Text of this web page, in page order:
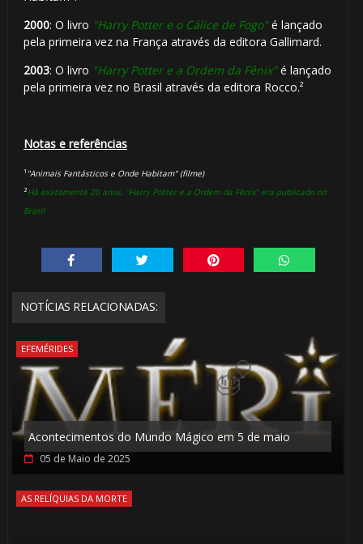
2000: O livro "Harry Potter e o Cálice de Fogo"é lançado
pela primeira vez na França através da editora Gallimard.
2003: O livro "Harry Potter e a Ordem da Fênix"é lançado
pela primeira vez no Brasil através da editora Rocco.²
Notas e referências
¹ "Animais Fantásticos e Onde Habitam" (filme)
²Há exatamente 20 anos, "Harry Potter e a Ordem da Fênix" era publicado no
Brasil
NOTÍCIAS RELACIONADAS:
EFEMÉRIDES
Acontecimentos do Mundo Mágico em 5 de maio
05 de Maio de 2025
AS RELÍQUIAS DA MORTE
1️⃣ 8️⃣
🎈
1️⃣
8️⃣
🎈